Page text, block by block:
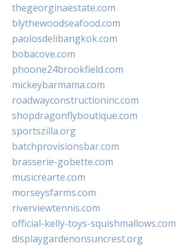
thegeorginaestate.com
blythewoodseafood.com
paolosdelibangkok.com
bobacove.com
phoone24brookfield.com
mickeybarmama.com
roadwayconstructioninc.com
shopdragonflyboutique.com
sportszilla.org
batchprovisionsbar.com
brasserie-gobette.com
musicrearte.com
morseysfarms.com
riverviewtennis.com
official-kelly-toys-squishmallows.com
displaygardenonsuncrest.org